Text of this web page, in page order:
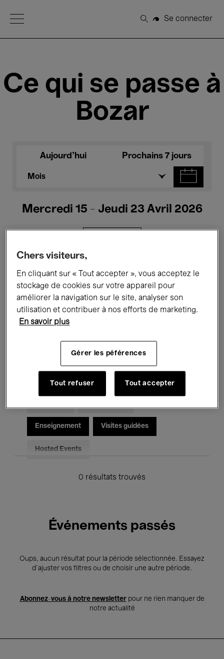
Open Menu
Rechercher
Se connecter
Ce qui se passe à
Bozar
Aujourd'hui Prochains 7 jours
Mois
Mercredi 15 - Jeudi 23 Avril 2026
Tous les événements Concerts
Expositions Performances
Rencontres & Débats
Musique classique Global Music
Enseignement Visites guidées
Hosted Events
0 résultats trouvés
Événements passés
Oups, aucun résultat pour la période sélectionnée. Essayez
d’ajuster vos filtres ou de choisir une autre période.
Abonnez-vous à notre newsletterpour ne rien manquer de
notre actualité
Chers visiteurs,
En cliquant sur « Tout accepter », vous acceptez le
stockage de cookies sur votre appareil pour
améliorer la navigation sur le site, analyser son
utilisation et contribuer à nos efforts de marketing.
En savoir plus
Gérer les péférences
Tout refuser Tout accepter